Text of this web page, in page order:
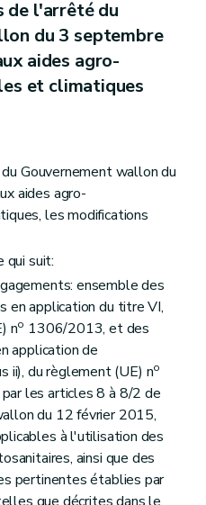
de l'arrêté du
du 3 septembre
aides agro-
et climatiques
Gouvernement wallon du
aides agro-
les modifications
qui suit:
ensemble des
en application du titre VI,
no 1306/2013, et des
application de
ii), du règlement (UE) no
les articles 8 à 8/2 de
du 12 février 2015,
à l'utilisation des
ainsi que des
pertinentes établies par